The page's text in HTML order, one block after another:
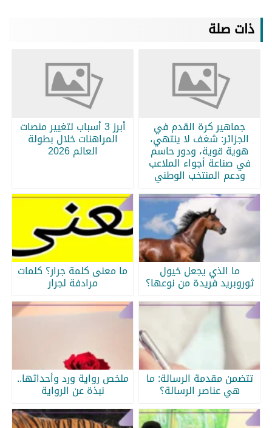
ذات صلة
جماهير كرة القدم في
الجزائر: شغف لا ينتهي،
هوية قوية، ودور حاسم
في صناعة أجواء الملاعب
ودعم المنتخب الوطني
أبرز 3 أسباب لتغيير منصات
المراهنات خلال بطولة
العالم 2026
ما الذي يجعل خيول
ثوروبريد فريدة من نوعها؟
ما معنى كلمة جرار؟ كلمات
مرادفة لجرار
تتضمن مقدمة الرسالة: ما
هي عناصر الرسالة؟
ملخص رواية ورد وأحداثها..
نبذة عن الرواية